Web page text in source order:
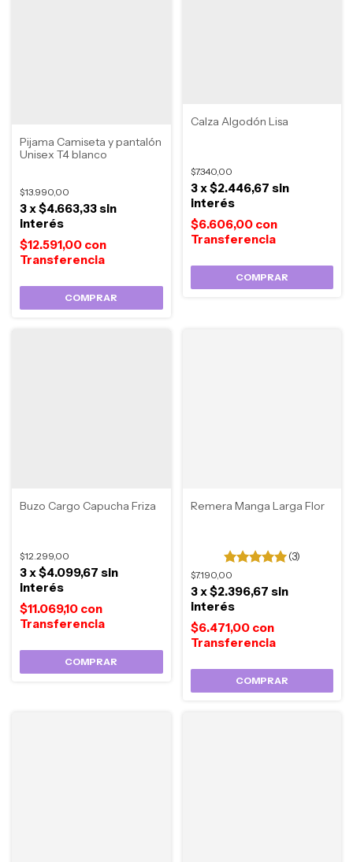
Pijama Camiseta y pantalón
Unisex T4 blanco
$13.990,00
$12.591,00 con
3x$4.663,33sin
interés
COMPRAR
Calza Algodón Lisa
$7.340,00
$6.606,00 con
3x$2.446,67 sin
interés
COMPRAR
Buzo Cargo Capucha Friza
$12.299,00
$11.069,10 con
3x$4.099,67 sin
interés
COMPRAR
Remera Manga Larga Flor
(3)
$7.190,00
$6.471,00 con
3x$2.396,67 sin
interés
COMPRAR